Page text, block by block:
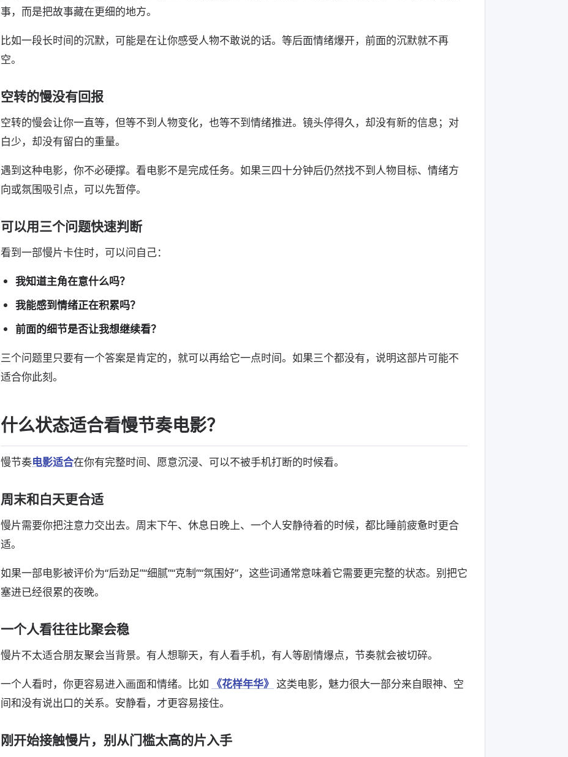
事，而是把故事藏在更细的地方。
比如一段长时间的沉默，可能是在让你感受人物不敢说的话。等后面情绪爆开，前面的沉默就不再
空。
空转的慢没有回报
空转的慢会让你一直等，但等不到人物变化，也等不到情绪推进。镜头停得久，却没有新的信息；对
白少，却没有留白的重量。
遇到这种电影，你不必硬撑。看电影不是完成任务。如果三四十分钟后仍然找不到人物目标、情绪方
向或氛围吸引点，可以先暂停。
可以用三个问题快速判断
看到一部慢片卡住时，可以问自己：
我知道主角在意什么吗？
我能感到情绪正在积累吗？
前面的细节是否让我想继续看？
三个问题里只要有一个答案是肯定的，就可以再给它一点时间。如果三个都没有，说明这部片可能不
适合你此刻。
什么状态适合看慢节奏电影？
慢节奏电影适合在你有完整时间、愿意沉浸、可以不被手机打断的时候看。
周末和白天更合适
慢片需要你把注意力交出去。周末下午、休息日晚上、一个人安静待着的时候，都比睡前疲惫时更合
适。
如果一部电影被评价为“后劲足”“细腻”“克制”“氛围好”，这些词通常意味着它需要更完整的状态。别把它
塞进已经很累的夜晚。
一个人看往往比聚会稳
慢片不太适合朋友聚会当背景。有人想聊天，有人看手机，有人等剧情爆点，节奏就会被切碎。
一个人看时，你更容易进入画面和情绪。比如 《花样年华》 这类电影，魅力很大一部分来自眼神、空
间和没有说出口的关系。安静看，才更容易接住。
刚开始接触慢片，别从门槛太高的片入手